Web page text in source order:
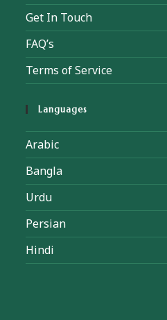
Get In Touch
FAQ’s
Terms of Service
Languages
Arabic
Bangla
Urdu
Persian
Hindi